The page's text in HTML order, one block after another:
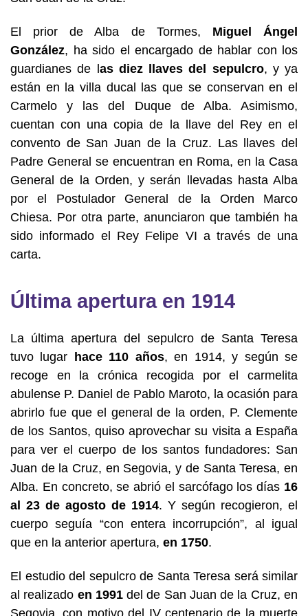
El prior de Alba de Tormes, Miguel Ángel
González, ha sido el encargado de hablar con los
guardianes de l as diez llaves del sepulcro, y ya
están en la villa ducal las que se conservan en el
Carmelo y las del Duque de Alba. Asimismo,
cuentan con una copia de la llave del Rey en el
convento de San Juan de la Cruz. Las llaves del
Padre General se encuentran en Roma, en la Casa
General de la Orden, y serán llevadas hasta Alba
por el Postulador General de la Orden Marco
Chiesa. Por otra parte, anunciaron que también ha
sido informado el Rey Felipe VI a través de una
carta.
Última apertura en 1914
La última apertura del sepulcro de Santa Teresa
tuvo lugar hace 110 años, en 1914, y según se
recoge en la crónica recogida por el carmelita
abulense P. Daniel de Pablo Maroto, la ocasión para
abrirlo fue que el general de la orden, P. Clemente
de los Santos, quiso aprovechar su visita a España
para ver el cuerpo de los santos fundadores: San
Juan de la Cruz, en Segovia, y de Santa Teresa, en
Alba. En concreto, se abrió el sarcófago los días 16
al 23 de agosto de 1914. Y según recogieron, el
cuerpo seguía “con entera incorrupción”, al igual
que en la anterior apertura, en 1750.
El estudio del sepulcro de Santa Teresa será similar
al realizado en 1991del de San Juan de la Cruz, en